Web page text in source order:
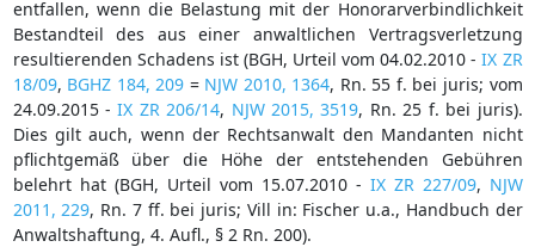
entfallen, wenn die Belastung mit der Honorarverbindlichkeit
Bestandteil des aus einer anwaltlichen Vertragsverletzung
resultierenden Schadens ist (BGH, Urteil vom 04.02.2010 -IX ZR
18/09, BGHZ 184, 209 = NJW 2010, 1364, Rn. 55 f. bei juris; vom
24.09.2015 -IX ZR 206/14, NJW 2015, 3519, Rn. 25 f. bei juris).
Dies gilt auch, wenn der Rechtsanwalt den Mandanten nicht
pflichtgemäß über die Höhe der entstehenden Gebühren
belehrt hat (BGH, Urteil vom 15.07.2010 - IX ZR 227/09, NJW
2011, 229, Rn. 7 ff. bei juris; Vill in: Fischer u.a., Handbuch der
Anwaltshaftung, 4. Aufl., § 2 Rn. 200).